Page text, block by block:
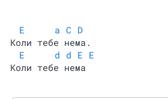
E a C D
Коли тебе нема.
E
d d E E
Коли тебе нема